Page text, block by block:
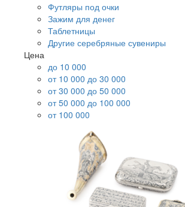
Футляры под очки
Зажим для денег
Таблетницы
Другие серебряные сувениры
Цена
до 10 000
от 10 000 до 30 000
от 30 000 до 50 000
от 50 000 до 100 000
от 100 000